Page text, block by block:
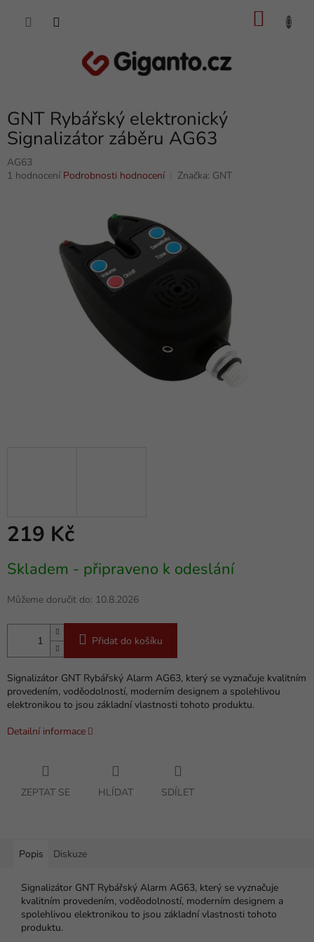
GNT Rybářský elektronický
Signalizátor záběru AG63
AG63
Průměrné
1 hodnocení Podrobnosti hodnocení Značka: GNT
219 Kč
cena:
Skladem - připraveno k odeslání
Můžeme doručit do: 10.8.2026
Přidat do košíku
Signalizátor GNT Rybářský Alarm AG63, který se vyznačuje kvalitním
provedením, voděodolností, moderním designem a spolehlivou
elektronikou to jsou základní vlastnosti tohoto produktu.
Detailní informace
ZEPTAT SE HLÍDAT SDÍLET
Popis Diskuze
Signalizátor GNT Rybářský Alarm AG63, který se vyznačuje
kvalitním provedením, voděodolností, moderním designem a
spolehlivou elektronikou to jsou základní vlastnosti tohoto
produktu.